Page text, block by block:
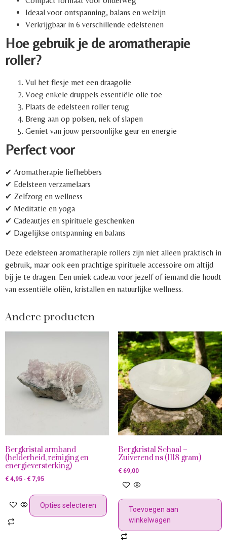
Ideaal voor ontspanning, balans en welzijn
Verkrijgbaar in 6 verschillende edelstenen
Hoe gebruik je de aromatherapie
roller?
Vul het flesje met een draagolie
Voeg enkele druppels essentiële olie toe
Plaats de edelsteen roller terug
Breng aan op polsen, nek of slapen
Geniet van jouw persoonlijke geur en energie
Perfect voor
✔ Aromatherapie liefhebbers
✔ Edelsteen verzamelaars
✔ Zelfzorg en wellness
✔ Meditatie en yoga
✔ Cadeautjes en spirituele geschenken
✔ Dagelijkse ontspanning en balans
Deze edelsteen aromatherapie rollers zijn niet alleen praktisch in
gebruik, maar ook een prachtige spirituele accessoire om altijd
bij je te dragen. Een uniek cadeau voor jezelf of iemand die houdt
van essentiële oliën, kristallen en natuurlijke wellness.
Andere producten
Bergkristal armband
(helderheid, reiniging en
energieversterking)
€ 4,95 - € 7,95
Opties selecteren
Bergkristal Schaal –
Zuiverend ns (1118 gram)
€69,00
Toevoegen aan
winkelwagen